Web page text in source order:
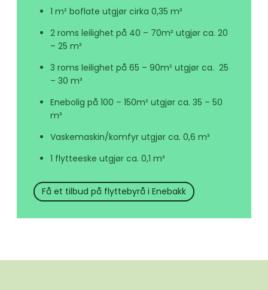
1 m² boflate utgjør cirka 0,35 m³
2 roms leilighet på 40 – 70m² utgjør ca. 20
– 25 m³
3 roms leilighet på 65 – 90m² utgjør ca. 25
– 30 m³
Enebolig på 100 – 150m² utgjør ca. 35 – 50
m³
Vaskemaskin/komfyr utgjør ca. 0,6 m³
1 flytteeske utgjør ca. 0,1 m³
Få et tilbud på flyttebyrå i Enebakk